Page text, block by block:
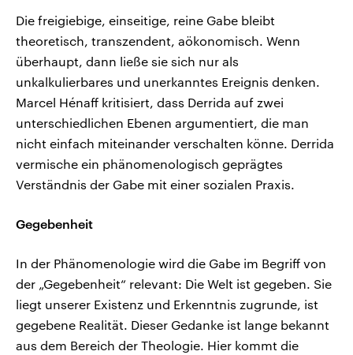
Die freigiebige, einseitige, reine Gabe bleibt
theoretisch, transzendent, aökonomisch. Wenn
überhaupt, dann ließe sie sich nur als
unkalkulierbares und unerkanntes Ereignis denken.
Marcel Hénaff kritisiert, dass Derrida auf zwei
unterschiedlichen Ebenen argumentiert, die man
nicht einfach miteinander verschalten könne. Derrida
vermische ein phänomenologisch geprägtes
Verständnis der Gabe mit einer sozialen Praxis.
Gegebenheit
In der Phänomenologie wird die Gabe im Begriff von
der „Gegebenheit“ relevant: Die Welt ist gegeben. Sie
liegt unserer Existenz und Erkenntnis zugrunde, ist
gegebene Realität. Dieser Gedanke ist lange bekannt
aus dem Bereich der Theologie. Hier kommt die